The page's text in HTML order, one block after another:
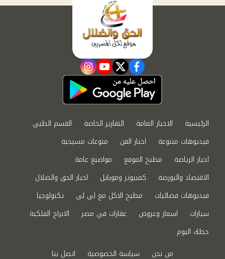
facebook
twitter
youtube
instagram
الرئيسية الاخبار العامة التقارير الخاصة
القسم الطبي
فيديوهات متنوعة
اخبار الفن
منوعات مسيحية
اخبار الرياضة
مطبخ الموقع
مواضيع عامة
الاقتصاد والبورصة
كمبيوتر وموبايل
اخبار الحق والضلال
فيديوهات فضائيات
مطبخ الاكل مع لى لى
تكنولوجيا
سيارات
اسعار وعروض عقارات في مصر
الابراج الفلكية
حظك اليوم
من نحن
سياسة الخصوصية اتصل بنا